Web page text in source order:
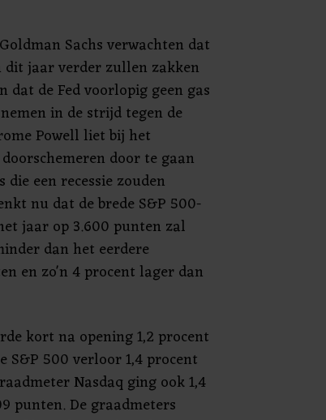
Sachs verwachten dat
dit jaar verder zullen zakken
dat de Fed voorlopig geen gas
in de strijd tegen de
Powell liet bij het
door te gaan
een recessie zouden
nu dat de brede S&P 500-
jaar op 3.600 punten zal
dan het eerdere
en zo'n 4 procent lager dan
kort na opening 1,2 procent
S&P 500 verloor 1,4 procent
Nasdaq ging ook 1,4
punten. De graadmeters